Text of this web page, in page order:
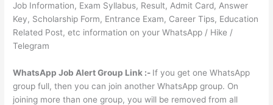
Job Information, Exam Syllabus, Result, Admit Card, Answer
Key, Scholarship Form, Entrance Exam, Career Tips, Education
Related Post, etc information on your WhatsApp / Hike /
Telegram
WhatsApp Job Alert Group Link :- If you get one WhatsApp
group full, then you can join another WhatsApp group. On
joining more than one group, you will be removed from all